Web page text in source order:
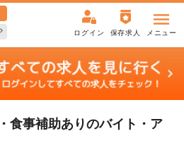
ログイン 保存求人 メニュー
食事補助ありのバイト・ア